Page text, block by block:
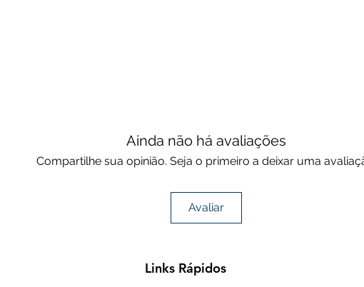
Ainda não há avaliações
Compartilhe sua opinião. Seja o primeiro a deixar uma
Avaliar
Links Rápidos